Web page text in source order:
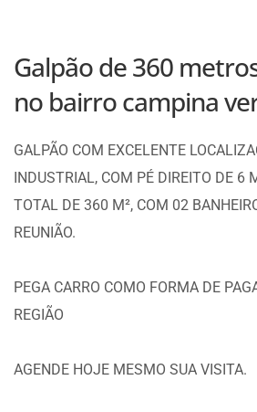
Galpão de 360
no bairro campina
GALPÃO COM EXCELENTE
INDUSTRIAL, COM PÉ DIREITO DE 6
TOTAL DE 360 M², COM 02
REUNIÃO.
PEGA CARRO COMO FORMA DE
REGIÃO
AGENDE HOJE MESMO SUA VISITA.